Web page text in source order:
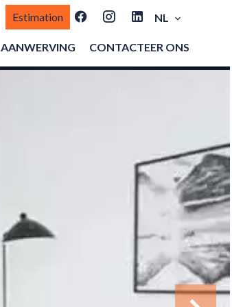
Estimation NL
AANWERVING CONTACTEER ONS